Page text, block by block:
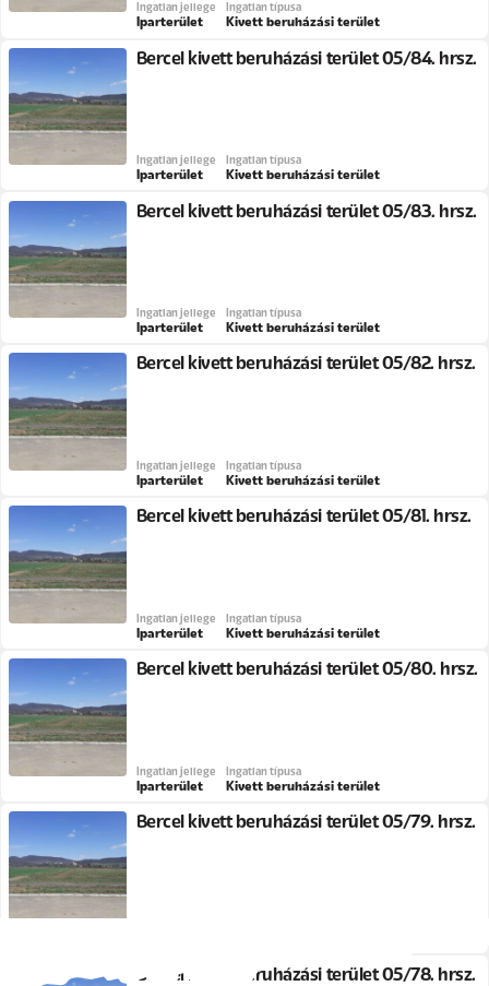
Ingatlan jellege
Iparterület
Ingatlan típusa
Kivett beruházási terület
Bercel kivett beruházási terület 05/84. hrsz.
Ingatlan jellege
Iparterület
Ingatlan típusa
Kivett beruházási terület
Bercel kivett beruházási terület 05/83. hrsz.
Ingatlan jellege
Iparterület
Ingatlan típusa
Kivett beruházási terület
Bercel kivett beruházási terület 05/82. hrsz.
Ingatlan jellege
Iparterület
Ingatlan típusa
Kivett beruházási terület
Bercel kivett beruházási terület 05/81. hrsz.
Ingatlan jellege
Iparterület
Ingatlan típusa
Kivett beruházási terület
Bercel kivett beruházási terület 05/80. hrsz.
Ingatlan jellege
Iparterület
Ingatlan típusa
Kivett beruházási terület
Bercel kivett beruházási terület 05/79. hrsz.
Bercel kivett beruházási terület 05/78. hrsz.